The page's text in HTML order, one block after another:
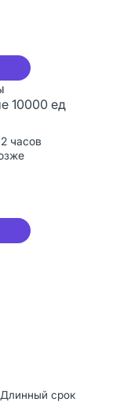
10000 ед
часов
Длинный срок